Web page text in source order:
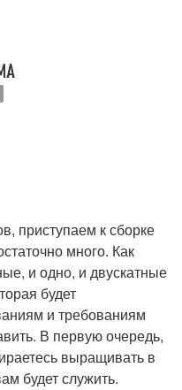
приступаем к сборке
много. Как
и одно, и двускатные
будет
и требованиям
В первую очередь,
выращивать в
будет служить.